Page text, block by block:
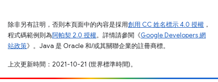
除非另有註明，否則本頁面中的內容是採用創用 CC 姓名標示 4.0 授權 ，
程式碼範例則為阿帕契 2.0 授權。詳情請參閱《Google Developers 網
站政策》。Java 是 Oracle 和/或其關聯企業的註冊商標。
上次更新時間：2021-10-21 (世界標準時間)。